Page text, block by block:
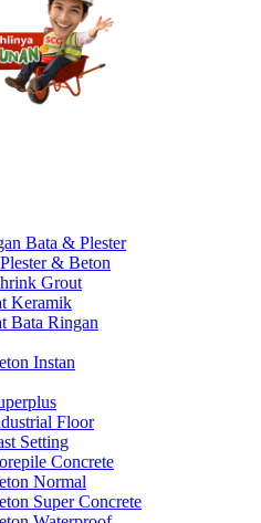
Bata & Plester
& Beton
Grout
Keramik
Bata Ringan
Instan
Floor
Setting
Concrete
Normal
Super Concrete